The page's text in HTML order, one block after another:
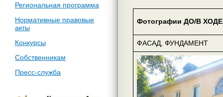
Региональная программа
Нормативные правовые
акты
Конкурсы
Собственникам
Пресс-служба
Фотографии ДО/В ХОДЕ
ФАСАД, ФУНДАМЕНТ